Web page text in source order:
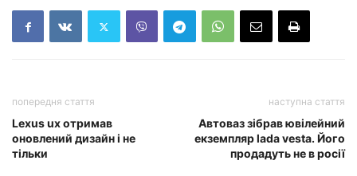
попередня стаття
Lexus ux отримав
оновлений дизайн і не
тільки
наступна стаття
Автоваз зібрав ювілейний
екземпляр lada vesta. Його
продадуть не в росії